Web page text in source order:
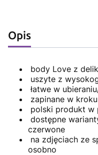
Opis
body Love z
uszyte z
łatwe w
zapinane w
polski produkt w
dostępne
czerwone
na zdjęciach ze
osobno